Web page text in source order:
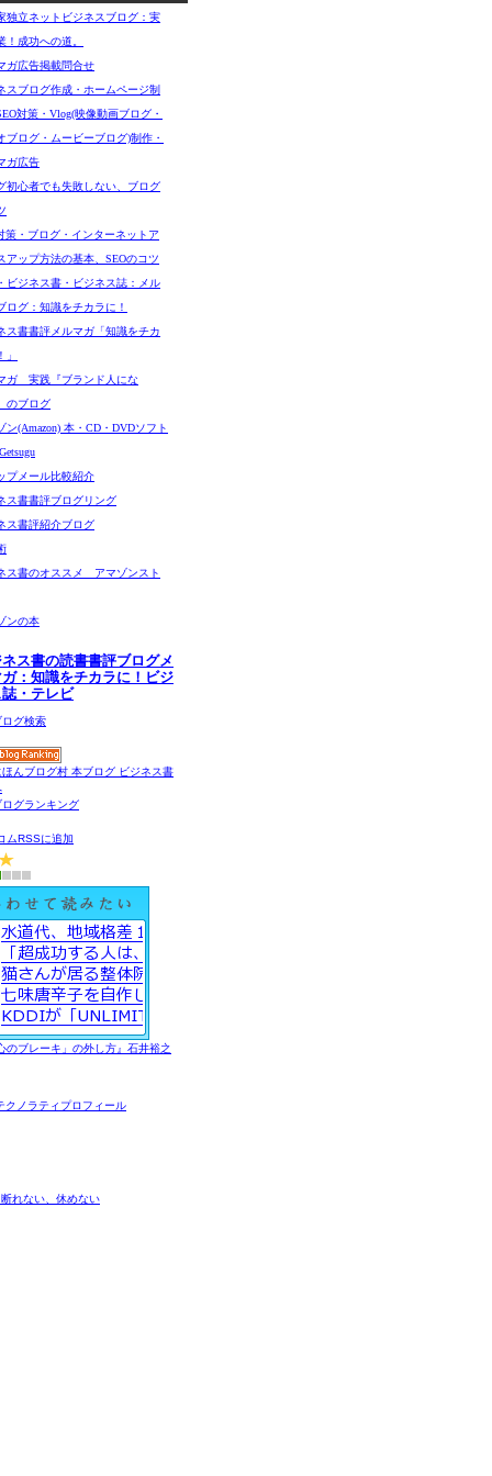
独立ネットビジネスブログ：実
！成功への道。
ガ広告掲載問合せ
スブログ作成・ホームページ制
対策・Vlog(映像動画ブログ・
ブログ・ムービーブログ)制作・
ガ広告
初心者でも失敗しない、ブログ
策・ブログ・インターネットア
アップ方法の基本、SEOのコツ
ビジネス書・ビジネス誌：メル
ログ：知識をチカラに！
ス書書評メルマガ「知識をチカ
」
ガ 実践『ブランド人にな
のブログ
ン(Amazon) 本・CD・DVDソフト
プメール比較紹介
ス書書評ブログリング
ス書評紹介ブログ
ス書のオススメ アマゾンスト
ンの本
ス書の読書書評ブログメ
：知識をチカラに！ビジ
・テレビ
ムRSSに追加
のブレーキ」の外し方』石井裕之
クノラティプロフィール
れない、休めない